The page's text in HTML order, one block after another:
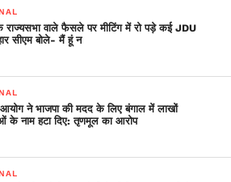
राज्यसभा वाले फैसले पर मीटिंग में रो पड़े कई JDU
सीएम बोले- मैं हूं न
आयोग ने भाजपा की मदद के लिए बंगाल में लाखों
के नाम हटा दिए: तृणमूल का आरोप